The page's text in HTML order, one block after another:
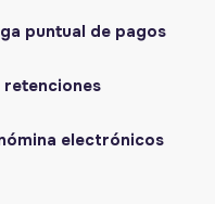
puntual de pagos
retenciones
electrónicos